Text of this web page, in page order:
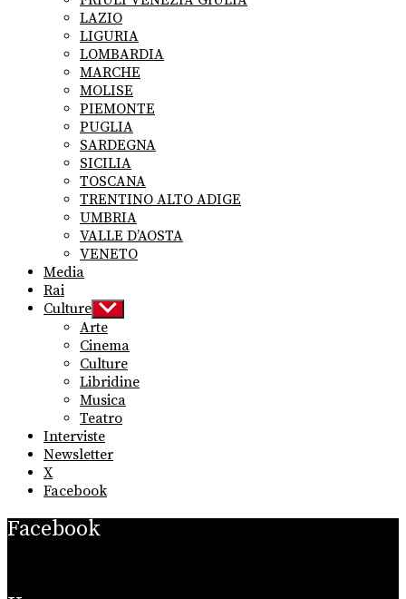
LAZIO
LIGURIA
LOMBARDIA
MARCHE
MOLISE
PIEMONTE
PUGLIA
SARDEGNA
SICILIA
TOSCANA
TRENTINO ALTO ADIGE
UMBRIA
VALLE D’AOSTA
VENETO
Media
Rai
Culture Show
sub
menu
Arte
Cinema
Culture
Libridine
Musica
Teatro
Interviste
Newsletter
X
Facebook
Facebook